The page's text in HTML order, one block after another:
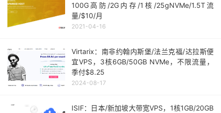
100G高防/2G内存/1核/25gNVMe/1.5T流
量/$10/月
2021-04-16
Virtarix：南非约翰内斯堡/法兰克福/达拉斯便
宜VPS，3核6GB/50GB NVMe，不限流量，
季付$8.25
2024-08-17
ISIF：日本/新加坡大带宽VPS，1核1GB/20GB